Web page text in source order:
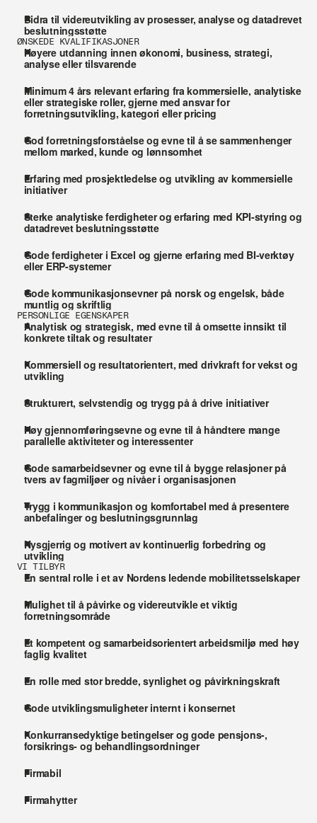
Bidra til videreutvikling av prosesser, analyse og datadrevet
beslutningsstøtte
ØNSKEDE KVALIFIKASJONER
Høyere utdanning innen økonomi, business, strategi,
analyse eller tilsvarende
Minimum 4 års relevant erfaring fra kommersielle, analytiske
eller strategiske roller, gjerne med ansvar for
forretningsutvikling, kategori eller pricing
God forretningsforståelse og evne til å se sammenhenger
mellom marked, kunde og lønnsomhet
Erfaring med prosjektledelse og utvikling av kommersielle
initiativer
Sterke analytiske ferdigheter og erfaring med KPI-styring og
datadrevet beslutningsstøtte
Gode ferdigheter i Excel og gjerne erfaring med BI-verktøy
eller ERP-systemer
Gode kommunikasjonsevner på norsk og engelsk, både
muntlig og skriftlig
PERSONLIGE EGENSKAPER
Analytisk og strategisk, med evne til å omsette innsikt til
konkrete tiltak og resultater
Kommersiell og resultatorientert, med drivkraft for vekst og
utvikling
Strukturert, selvstendig og trygg på å drive initiativer
Høy gjennomføringsevne og evne til å håndtere mange
parallelle aktiviteter og interessenter
Gode samarbeidsevner og evne til å bygge relasjoner på
tvers av fagmiljøer og nivåer i organisasjonen
Trygg i kommunikasjon og komfortabel med å presentere
anbefalinger og beslutningsgrunnlag
Nysgjerrig og motivert av kontinuerlig forbedring og
utvikling
VI TILBYR
En sentral rolle i et av Nordens ledende mobilitetsselskaper
Mulighet til å påvirke og videreutvikle et viktig
forretningsområde
Et kompetent og samarbeidsorientert arbeidsmiljø med høy
faglig kvalitet
En rolle med stor bredde, synlighet og påvirkningskraft
Gode utviklingsmuligheter internt i konsernet
Konkurransedyktige betingelser og gode pensjons-,
forsikrings- og behandlingsordninger
Firmabil
Firmahytter